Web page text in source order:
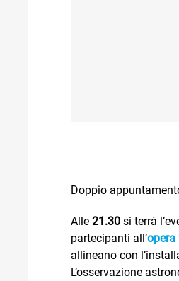
Doppio
Alle 21.30 si terrà
partecipanti all’opera
allineano con
L’osservazione